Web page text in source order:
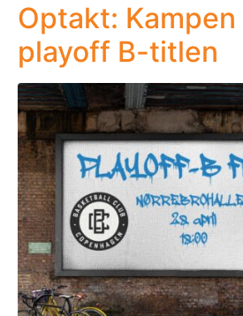
Optakt: Kampen
playoff B-titlen